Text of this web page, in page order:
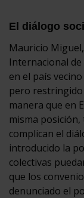
El diálogo
Mauricio
Internacional
en el país
pero restringido
manera que en
misma
complican el
introducido la
colectivas
que los
denunciado el